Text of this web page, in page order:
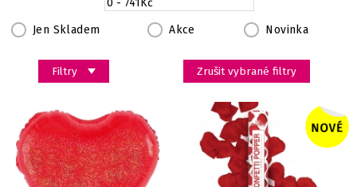
Filtry
Jen Skladem Akce Novinka
Zrušit vybrané filtry